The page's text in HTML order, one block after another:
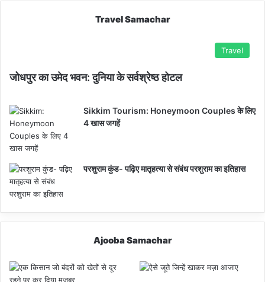
Travel Samachar
Travel
जोधपुर का उमेद भवन: दुनिया के सर्वश्रेष्ठ होटल
Sikkim Tourism: Honeymoon Couples के लिए
4 खास जगहें
परशुराम कुंड- पढ़िए मातृहत्या से संबंध परशुराम का इतिहास
Ajooba Samachar